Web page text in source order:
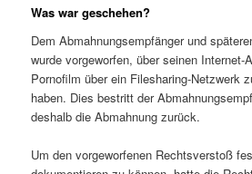
Was war geschehen?
Dem Abmahnungsempfänger und
wurde vorgeworfen, über seinen Internet-
Pornofilm über ein Filesharing-Netzwerk
haben. Dies bestritt der
deshalb die Abmahnung zurück.
Um den vorgeworfenen Rechtsverstoß